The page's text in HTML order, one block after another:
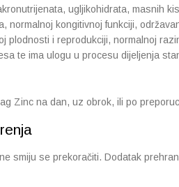
ugljikohidrata, masnih
normalnoj kongitivnoj funkciji,
plodnosti i reprodukciji, normalnoj
te ima ulogu u procesu dijeljenja
Zinc na dan, uz obrok, ili po
smiju se prekoračiti. Dodatak